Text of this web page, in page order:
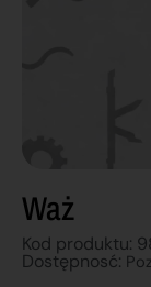
Waż
Kod produktu:
Dostępnosć: